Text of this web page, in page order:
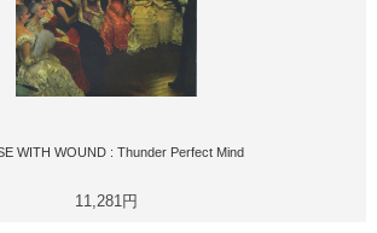
WITH WOUND : Thunder Perfect Mind
11,281円